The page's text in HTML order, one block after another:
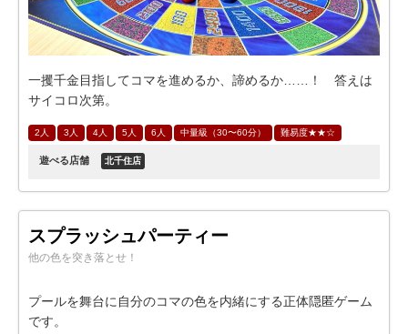
一攫千金目指してコマを進めるか、諦めるか……！ 答えは
サイコロ次第。
2人 3人 4人 5人 6人 中量級（30〜60分） 難易度★★☆
遊べる店舗 北千住店
スプラッシュパーティー
他の色を突き落とせ！
プールを舞台に自分のコマの色を内緒にする正体隠匿ゲーム
です。